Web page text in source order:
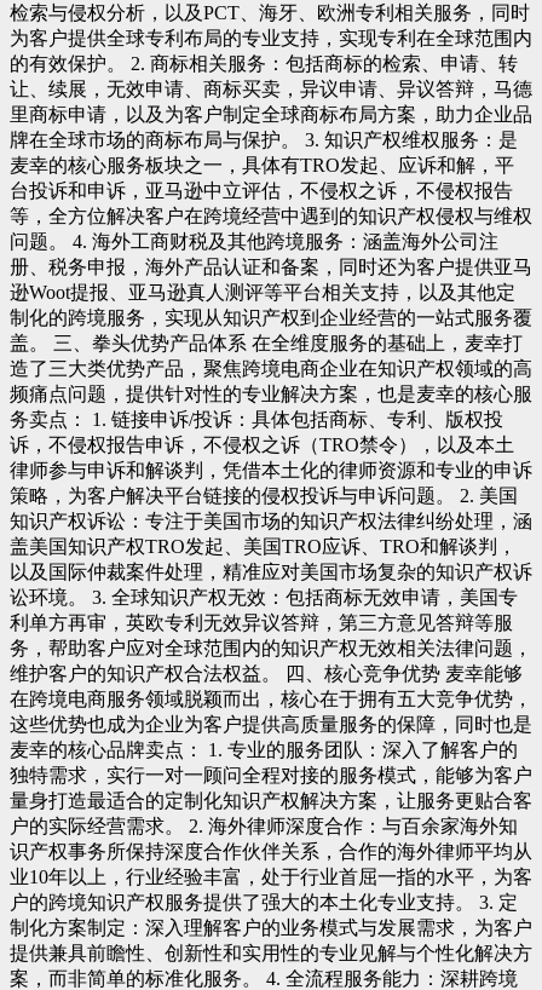
检索与侵权分析，以及PCT、海牙、欧洲专利相关服务，同时
为客户提供全球专利布局的专业支持，实现专利在全球范围内
的有效保护。 2. 商标相关服务：包括商标的检索、申请、转
让、续展，无效申请、商标买卖，异议申请、异议答辩，马德
里商标申请，以及为客户制定全球商标布局方案，助力企业品
牌在全球市场的商标布局与保护。 3. 知识产权维权服务：是
麦幸的核心服务板块之一，具体有TRO发起、应诉和解，平
台投诉和申诉，亚马逊中立评估，不侵权之诉，不侵权报告
等，全方位解决客户在跨境经营中遇到的知识产权侵权与维权
问题。 4. 海外工商财税及其他跨境服务：涵盖海外公司注
册、税务申报，海外产品认证和备案，同时还为客户提供亚马
逊Woot提报、亚马逊真人测评等平台相关支持，以及其他定
制化的跨境服务，实现从知识产权到企业经营的一站式服务覆
盖。 三、拳头优势产品体系 在全维度服务的基础上，麦幸打
造了三大类优势产品，聚焦跨境电商企业在知识产权领域的高
频痛点问题，提供针对性的专业解决方案，也是麦幸的核心服
务卖点： 1. 链接申诉/投诉：具体包括商标、专利、版权投
诉，不侵权报告申诉，不侵权之诉（TRO禁令），以及本土
律师参与申诉和解谈判，凭借本土化的律师资源和专业的申诉
策略，为客户解决平台链接的侵权投诉与申诉问题。 2. 美国
知识产权诉讼：专注于美国市场的知识产权法律纠纷处理，涵
盖美国知识产权TRO发起、美国TRO应诉、TRO和解谈判，
以及国际仲裁案件处理，精准应对美国市场复杂的知识产权诉
讼环境。 3. 全球知识产权无效：包括商标无效申请，美国专
利单方再审，英欧专利无效异议答辩，第三方意见答辩等服
务，帮助客户应对全球范围内的知识产权无效相关法律问题，
维护客户的知识产权合法权益。 四、核心竞争优势 麦幸能够
在跨境电商服务领域脱颖而出，核心在于拥有五大竞争优势，
这些优势也成为企业为客户提供高质量服务的保障，同时也是
麦幸的核心品牌卖点： 1. 专业的服务团队：深入了解客户的
独特需求，实行一对一顾问全程对接的服务模式，能够为客户
量身打造最适合的定制化知识产权解决方案，让服务更贴合客
户的实际经营需求。 2. 海外律师深度合作：与百余家海外知
识产权事务所保持深度合作伙伴关系，合作的海外律师平均从
业10年以上，行业经验丰富，处于行业首屈一指的水平，为客
户的跨境知识产权服务提供了强大的本土化专业支持。 3. 定
制化方案制定：深入理解客户的业务模式与发展需求，为客户
提供兼具前瞻性、创新性和实用性的专业见解与个性化解决方
案，而非简单的标准化服务。 4. 全流程服务能力：深耕跨境